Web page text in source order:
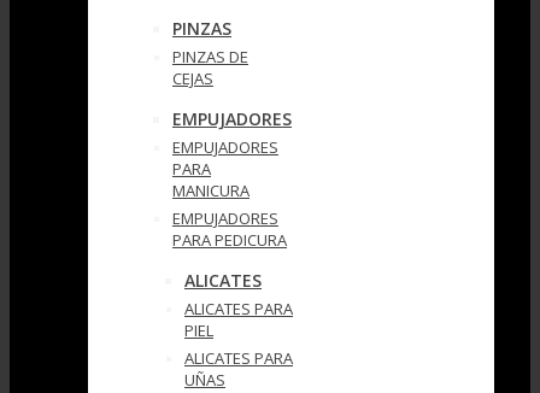
PINZAS
PINZAS DE
CEJAS
EMPUJADORES
EMPUJADORES
PARA
MANICURA
EMPUJADORES
PARA PEDICURA
ALICATES
ALICATES PARA
PIEL
ALICATES PARA
UÑAS